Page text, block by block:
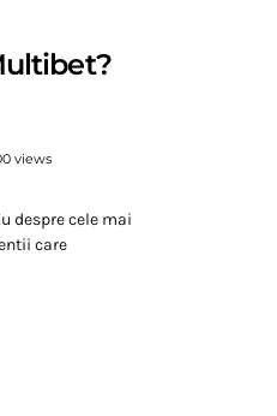
views
despre cele mai
care